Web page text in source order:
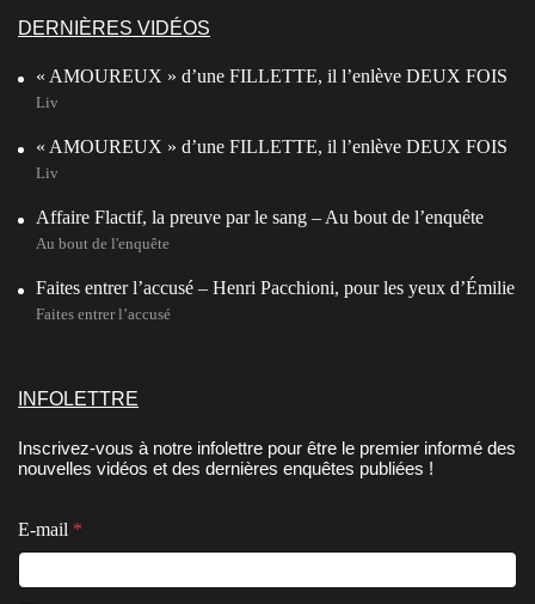
DERNIÈRES VIDÉOS
« AMOUREUX » d’une FILLETTE, il l’enlève DEUX FOIS
Liv
« AMOUREUX » d’une FILLETTE, il l’enlève DEUX FOIS
Liv
Affaire Flactif, la preuve par le sang – Au bout de l’enquête
Au bout de l'enquête
Faites entrer l’accusé – Henri Pacchioni, pour les yeux d’Émilie
Faites entrer l’accusé
INFOLETTRE
Inscrivez-vous à notre infolettre pour être le premier informé des
nouvelles vidéos et des dernières enquêtes publiées !
E-mail *